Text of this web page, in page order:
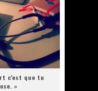
c’est que tu
»